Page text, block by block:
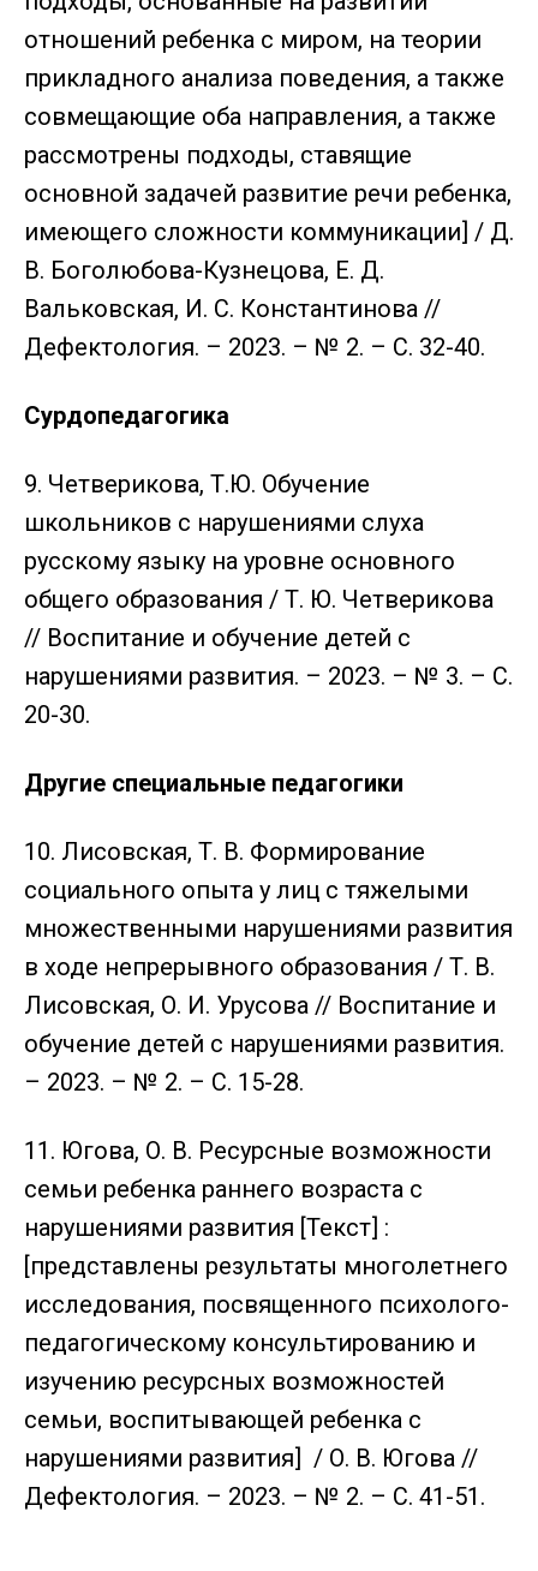
отношений ребенка с миром, на теории
прикладного анализа поведения, а также
совмещающие оба направления, а также
рассмотрены подходы, ставящие
основной задачей развитие речи ребенка,
имеющего сложности коммуникации] / Д.
В. Боголюбова-Кузнецова, Е. Д.
Вальковская, И. С. Константинова //
Дефектология. – 2023. – № 2. – С. 32-40.
Сурдопедагогика
9. Четверикова, Т.Ю. Обучение
школьников с нарушениями слуха
русскому языку на уровне основного
общего образования / Т. Ю. Четверикова
// Воспитание и обучение детей с
нарушениями развития. – 2023. – № 3. – С.
20-30.
Другие специальные педагогики
10. Лисовская, Т. В. Формирование
социального опыта у лиц с тяжелыми
множественными нарушениями развития
в ходе непрерывного образования / Т. В.
Лисовская, О. И. Урусова // Воспитание и
обучение детей с нарушениями развития.
– 2023. – № 2. – С. 15-28.
11. Югова, О. В. Ресурсные возможности
семьи ребенка раннего возраста с
нарушениями развития [Текст] :
[представлены результаты многолетнего
исследования, посвященного психолого-
педагогическому консультированию и
изучению ресурсных возможностей
семьи, воспитывающей ребенка с
нарушениями развития] / О. В. Югова //
Дефектология. – 2023. – № 2. – С. 41-51.